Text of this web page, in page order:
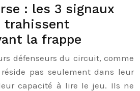
: les 3 signaux
trahissent
la frappe
défenseurs du circuit, comme
pas seulement dans leur
capacité à lire le jeu. Ils ne